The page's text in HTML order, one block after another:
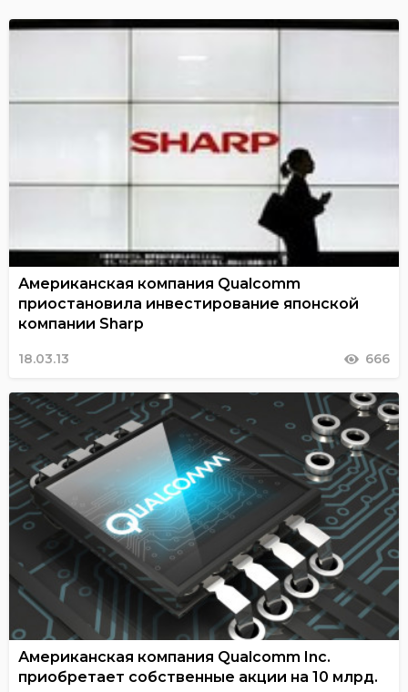
Американская компания Qualcomm
приостановила инвестирование японской
компании Sharp
18.03.13 666
Американская компания Qualcomm Inc.
приобретает собственные акции на 10 млрд.